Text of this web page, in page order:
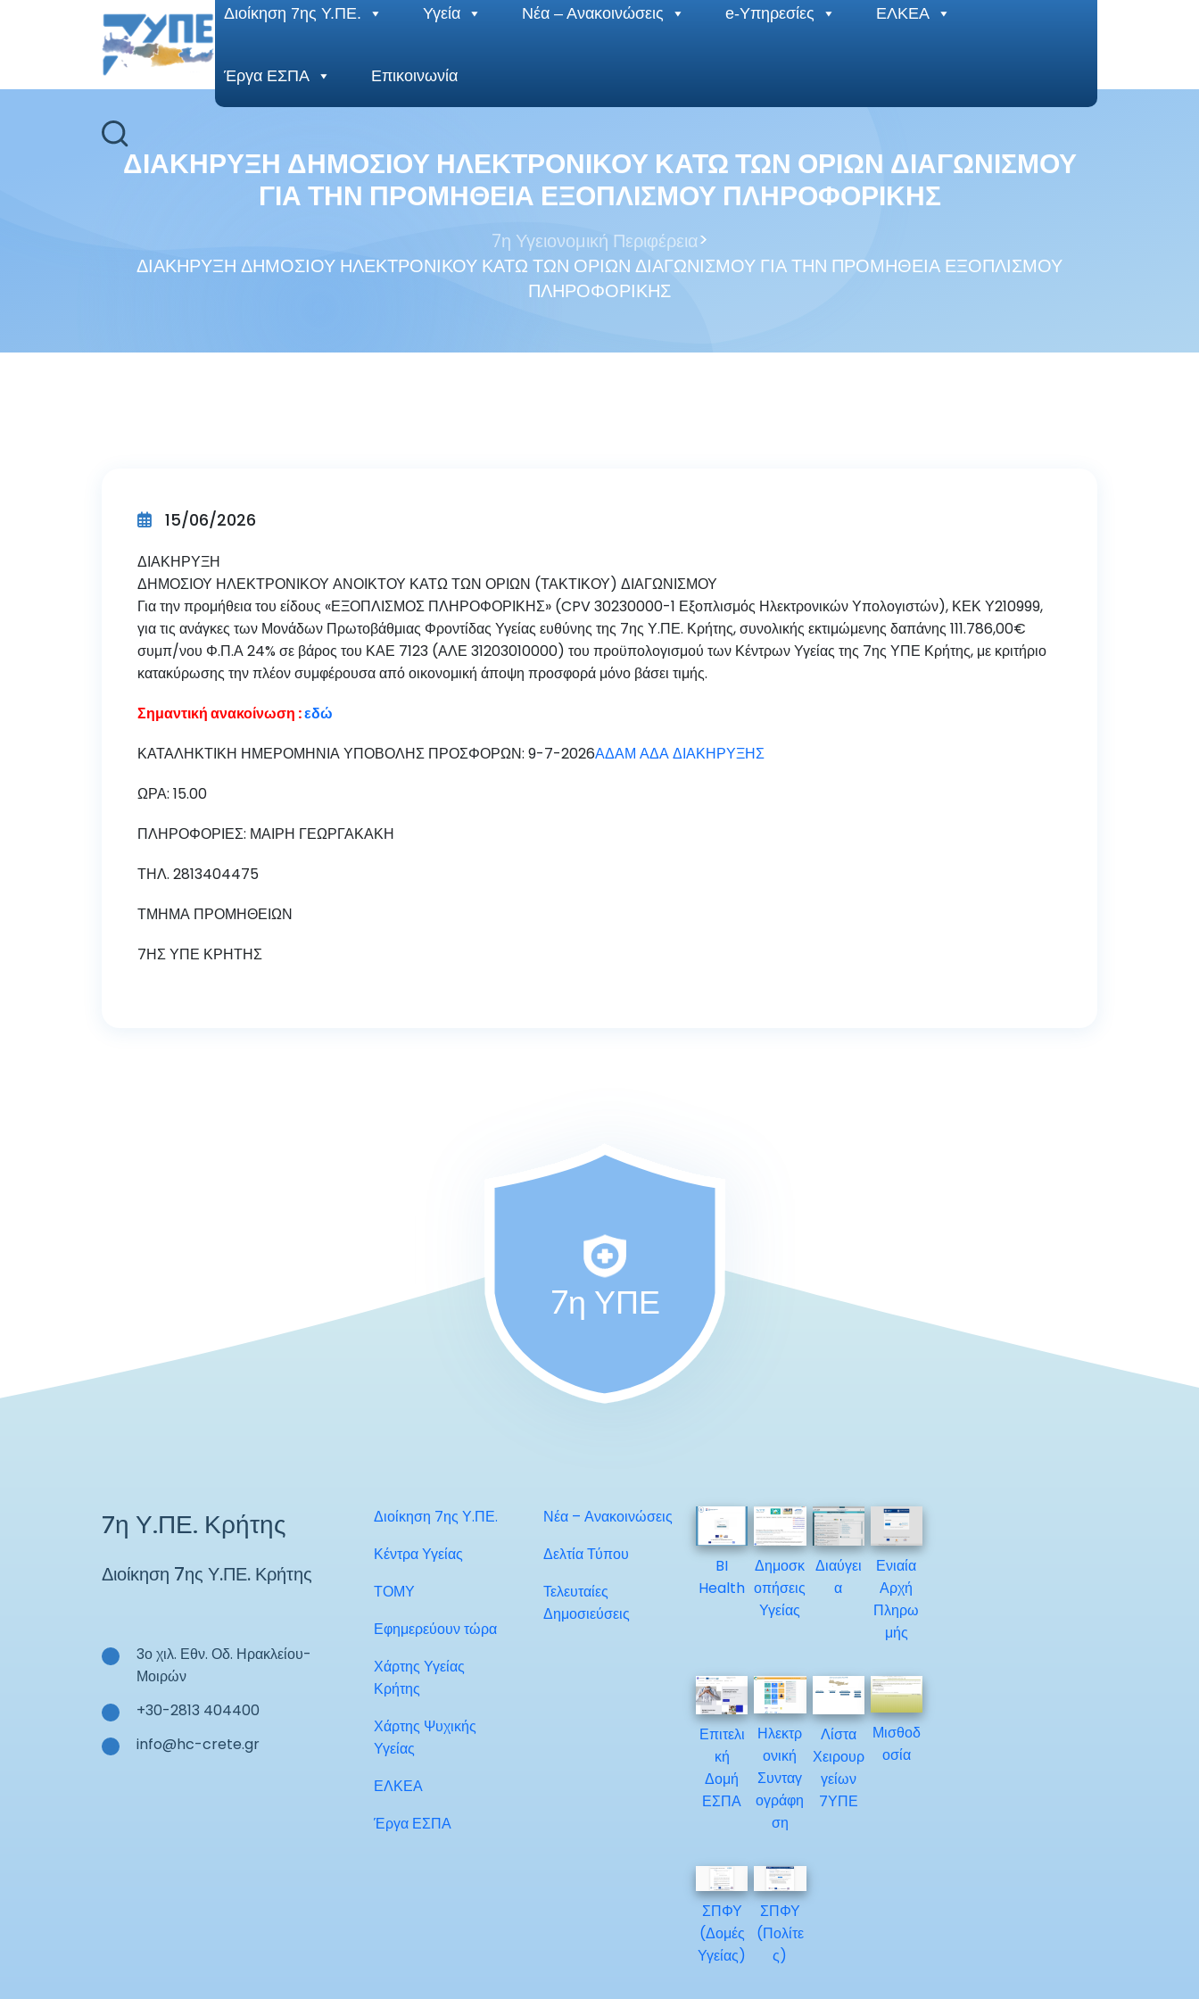
Διοίκηση 7ης Υ.ΠΕ. Υγεία Νέα – Ανακοινώσεις e-Υπηρεσίες ΕΛΚΕΑ
Έργα ΕΣΠΑ Επικοινωνία
End Header Section -->
ΔΙΑΚΗΡΥΞΗ ΔΗΜΟΣΙΟΥ ΗΛΕΚΤΡΟΝΙΚΟΥ ΚΑΤΩ ΤΩΝ ΟΡΙΩΝ ΔΙΑΓΩΝΙΣΜΟΥ
ΓΙΑ ΤΗΝ ΠΡΟΜΗΘΕΙΑ ΕΞΟΠΛΙΣΜΟΥ ΠΛΗΡΟΦΟΡΙΚΗΣ
7η Υγειονομική Περιφέρεια>
ΔΙΑΚΗΡΥΞΗ ΔΗΜΟΣΙΟΥ ΗΛΕΚΤΡΟΝΙΚΟΥ ΚΑΤΩ ΤΩΝ ΟΡΙΩΝ ΔΙΑΓΩΝΙΣΜΟΥ ΓΙΑ ΤΗΝ ΠΡΟΜΗΘΕΙΑ ΕΞΟΠΛΙΣΜΟΥ
ΠΛΗΡΟΦΟΡΙΚΗΣ
15/06/2026
ΔΙΑΚΗΡΥΞΗ
ΔΗΜΟΣΙΟΥ ΗΛΕΚΤΡΟΝΙΚΟΥ ΑΝΟΙΚΤΟΥ ΚΑΤΩ ΤΩΝ ΟΡΙΩΝ (ΤΑΚΤΙΚΟΥ) ΔΙΑΓΩΝΙΣΜΟΥ
Για την προμήθεια του είδους «ΕΞΟΠΛΙΣΜΟΣ ΠΛΗΡΟΦΟΡΙΚΗΣ» (CPV 30230000-1 Εξοπλισμός Ηλεκτρονικών Υπολογιστών), ΚΕΚ Υ210999,
για τις ανάγκες των Μονάδων Πρωτοβάθμιας Φροντίδας Υγείας ευθύνης της 7ης Υ.ΠΕ. Κρήτης, συνολικής εκτιμώμενης δαπάνης 111.786,00€
συμπ/νου Φ.Π.Α 24% σε βάρος του ΚΑΕ 7123 (ΑΛΕ 31203010000) του προϋπολογισμού των Κέντρων Υγείας της 7ης ΥΠΕ Κρήτης, με κριτήριο
κατακύρωσης την πλέον συμφέρουσα από οικονομική άποψη προσφορά μόνο βάσει τιμής.
Σημαντική ανακοίνωση :εδώ
ΚΑΤΑΛΗΚΤΙΚΗ ΗΜΕΡΟΜΗΝΙΑ ΥΠΟΒΟΛΗΣ ΠΡΟΣΦΟΡΩΝ: 9-7-2026ΑΔΑΜ ΑΔΑ ΔΙΑΚΗΡΥΞΗΣ
ΩΡΑ: 15.00
ΠΛΗΡΟΦΟΡΙΕΣ: ΜΑΙΡΗ ΓΕΩΡΓΑΚΑΚΗ
ΤΗΛ. 2813404475
ΤΜΗΜΑ ΠΡΟΜΗΘΕΙΩΝ
7ΗΣ ΥΠΕ ΚΡΗΤΗΣ
7η ΥΠΕ
7η Υ.ΠΕ. Κρήτης
Διοίκηση 7ης Υ.ΠΕ. Κρήτης
3ο χιλ. Εθν. Οδ. Ηρακλείου-
Μοιρών
+30-2813 404400
info@hc-crete.gr
Διοίκηση 7ης Υ.ΠΕ.
Κέντρα Υγείας
ΤΟΜΥ
Εφημερεύουν τώρα
Χάρτης Υγείας
Κρήτης
Χάρτης Ψυχικής
Υγείας
ΕΛΚΕΑ
Έργα ΕΣΠΑ
Νέα – Ανακοινώσεις
Δελτία Τύπου
Τελευταίες
Δημοσιεύσεις
BI
Health
Δημοσκ
οπήσεις
Υγείας
Διαύγει
α
Ενιαία
Αρχή
Πληρω
μής
Επιτελι
κή
Δομή
ΕΣΠΑ
Ηλεκτρ
ονική
Συνταγ
ογράφη
ση
Λίστα
Χειρουρ
γείων
7ΥΠΕ
Μισθοδ
οσία
ΣΠΦΥ
(Δομές
Υγείας)
ΣΠΦΥ
(Πολίτε
ς)